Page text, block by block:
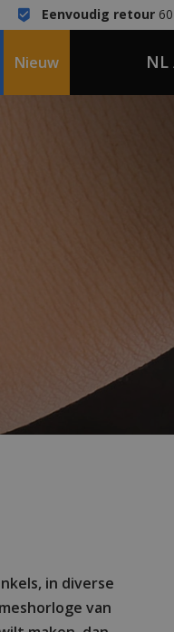
Eenvoudig retour60
Nieuw NL
in diverse
van